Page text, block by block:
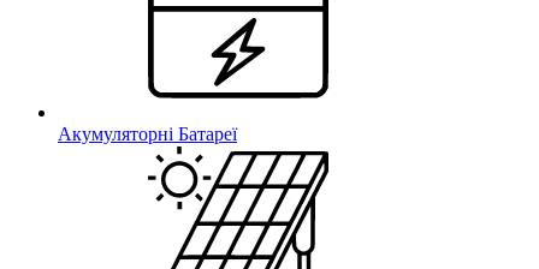
Акумуляторні Батареї